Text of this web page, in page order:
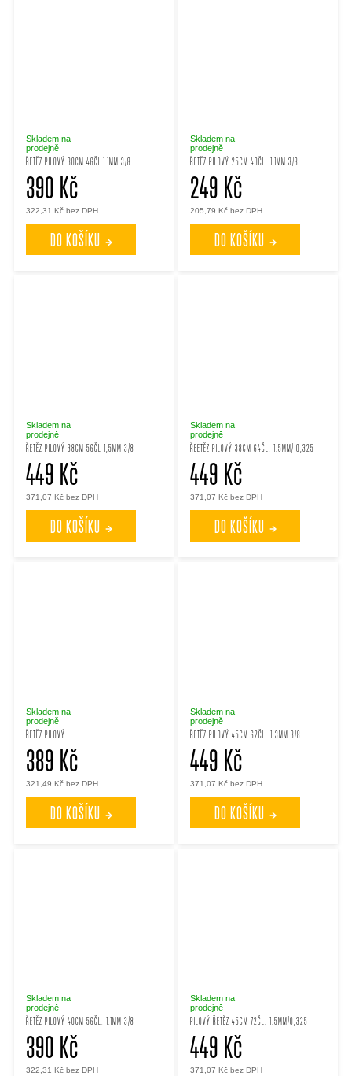
ŘETĚZ PILOVÝ 30CM 46ČL.1.1MM 3/8
Skladem na
prodejně
322,31 Kč bez DPH
390 Kč
DO KOŠÍKU
ŘETĚZ PILOVÝ 25CM 40ČL. 1.1MM 3/8
Skladem na
prodejně
205,79 Kč bez DPH
249 Kč
DO KOŠÍKU
ŘETĚZ PILOVÝ 38CM 56ČL 1,5MM 3/8
Skladem na
prodejně
371,07 Kč bez DPH
449 Kč
DO KOŠÍKU
ŘEETĚZ PILOVÝ 38CM 64ČL. 1.5MM/ 0,325
Skladem na
prodejně
371,07 Kč bez DPH
449 Kč
DO KOŠÍKU
ŘETĚZ PILOVÝ
Skladem na
prodejně
321,49 Kč bez DPH
389 Kč
DO KOŠÍKU
ŘETĚZ PILOVÝ 45CM 62ČL. 1.3MM 3/8
Skladem na
prodejně
371,07 Kč bez DPH
449 Kč
DO KOŠÍKU
ŘETĚZ PILOVÝ 40CM 56ČL. 1.1MM 3/8
Skladem na
prodejně
322,31 Kč bez DPH
390 Kč
PILOVÝ ŘETĚZ 45CM 72ČL. 1.5MM/0,325
Skladem na
prodejně
371,07 Kč bez DPH
449 Kč